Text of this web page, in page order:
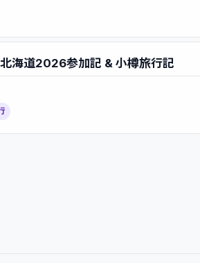
海道2026参加記 & 小樽旅行記